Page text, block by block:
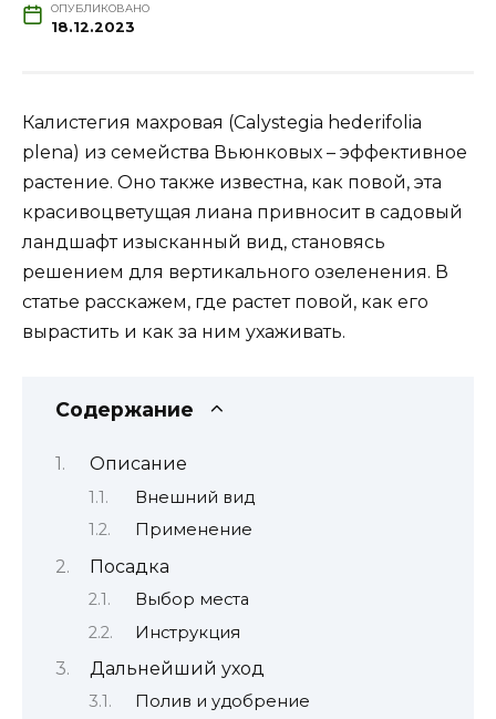
ОПУБЛИКОВАНО
18.12.2023
Калистегия махровая (Calystegia hederifolia
plena) из семейства Вьюнковых – эффективное
растение. Оно также известна, как повой, эта
красивоцветущая лиана привносит в садовый
ландшафт изысканный вид, становясь
решением для вертикального озеленения. В
статье расскажем, где растет повой, как его
вырастить и как за ним ухаживать.
Содержание
Описание
Внешний вид
Применение
Посадка
Выбор места
Инструкция
Дальнейший уход
Полив и удобрение